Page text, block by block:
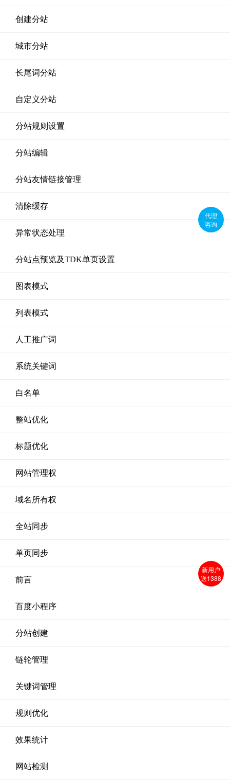
创建分站
城市分站
长尾词分站
自定义分站
分站规则设置
分站编辑
分站友情链接管理
清除缓存
异常状态处理
分站点预览及TDK单页设置
图表模式
列表模式
人工推广词
系统关键词
白名单
整站优化
标题优化
网站管理权
域名所有权
全站同步
单页同步
前言
百度小程序
分站创建
链轮管理
关键词管理
规则优化
效果统计
网站检测
代理
咨询
新用户
送1388